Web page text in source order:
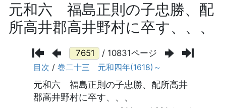
元和六 福島正則の子忠勝、配
所高井郡高井野村に卒す、、、
/ 10831ページ